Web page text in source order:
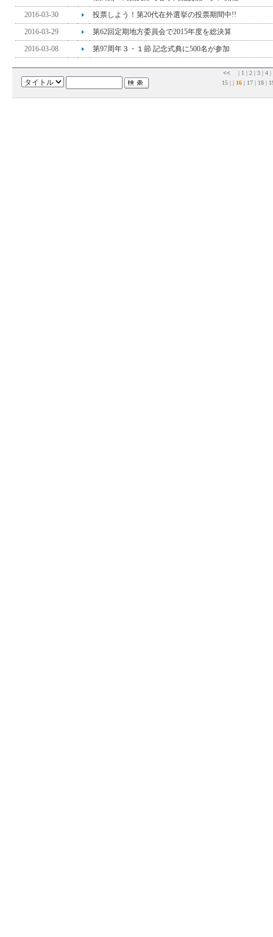
2016-03-30
投票しよう！第20代在外選挙の投票期間中!!
2016-03-29
第62回定期地方委員会で2015年度を総決算
2016-03-08
第97周年３・１節 記念式典に500名が参加
<< | 1 | 2 | 3 | 4 |
15 | | 16 | 17 | 18 |